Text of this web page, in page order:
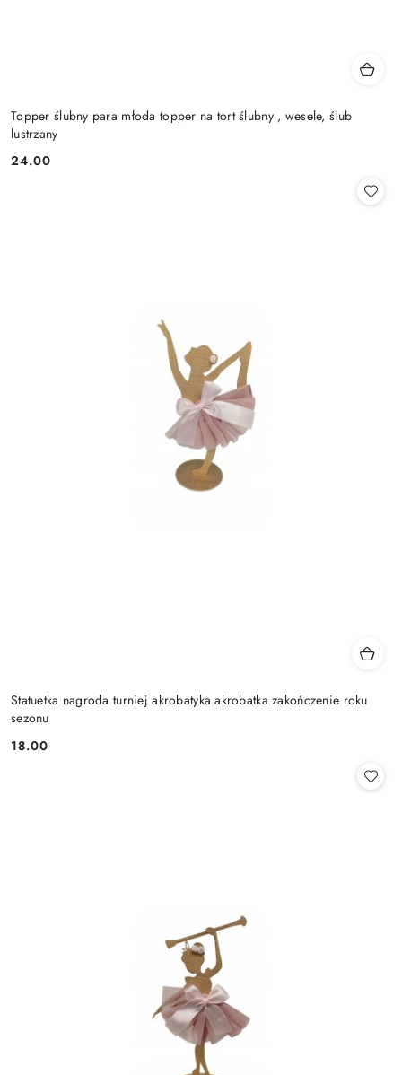
Topper ślubny para młoda topper na tort ślubny , wesele, ślub
lustrzany
Cena:
24.00
Statuetka nagroda turniej akrobatyka akrobatka zakończenie roku
sezonu
Cena:
18.00